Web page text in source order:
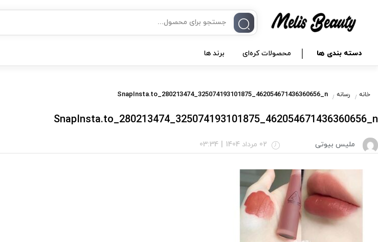
خرید قسطی با ترب‌پی
دسته بندی ها محصولات کره‌ای برند ها
خانه رسانه
SnapInsta.to_280213474_325074193101875_462054671436360656_n
ملیس بیوتی 02 مرداد 1404 03:34